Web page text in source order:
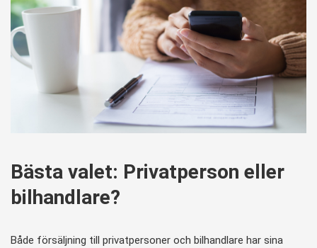
Bästa valet: Privatperson eller
bilhandlare?
Både försäljning till privatpersoner och bilhandlare har sina